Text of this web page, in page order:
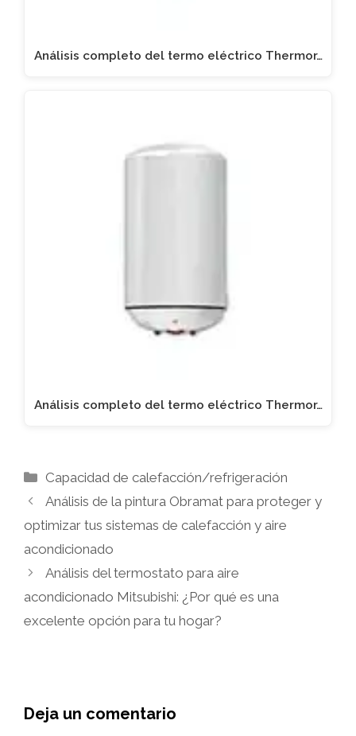
Análisis completo del termo eléctrico Thermor…
Análisis completo del termo eléctrico Thermor…
Categorías
Capacidad de calefacción/refrigeración
Análisis de la pintura Obramat para proteger y
optimizar tus sistemas de calefacción y aire
acondicionado
Análisis del termostato para aire
acondicionado Mitsubishi: ¿Por qué es una
excelente opción para tu hogar?
Deja un comentario